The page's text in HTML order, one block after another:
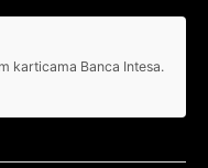
karticama Banca Intesa.